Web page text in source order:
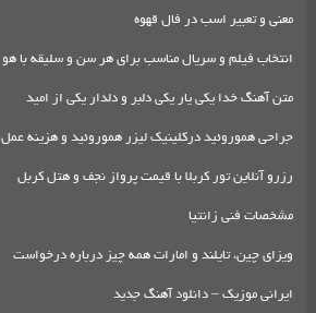
معنی و تعبیر اسب در فال قهوه
انتخاب فیلم و سریال مناسب برای هر سن و سلیقه با هو
متن آهنگ خدا یکی یار یکی دلبر و دلدار یکی از امید
جراحی هموروئید درکلینیک لیزر هموروئید و هزینه عمل
رزرو آنلاین تور کربلا با قیمت پرواز نجف و هتل کربل
مشخصات فنی زانتیا
ویزای چین، تایلند و امارات همه چیز درباره درخواست
ایرانی موزیک – دانلود آهنگ جدید